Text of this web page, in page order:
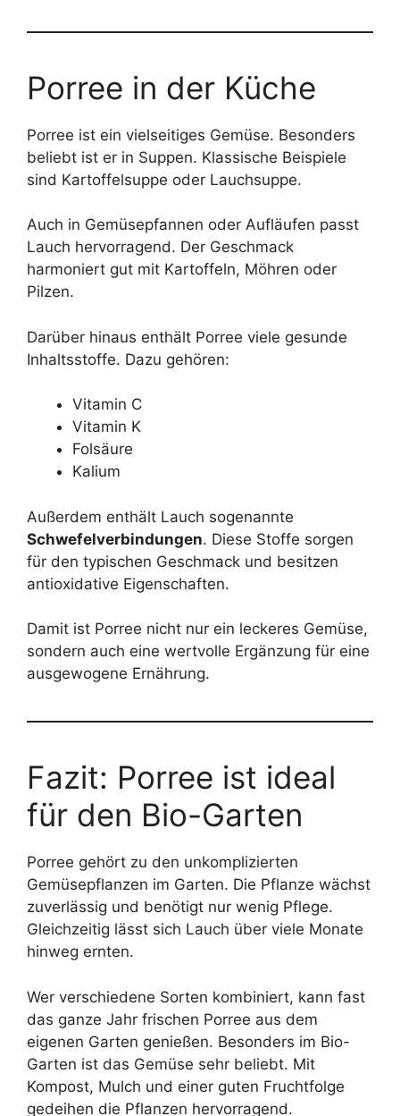
Porree in der Küche
Porree ist ein vielseitiges Gemüse. Besonders
beliebt ist er in Suppen. Klassische Beispiele
sind Kartoffelsuppe oder Lauchsuppe.
Auch in Gemüsepfannen oder Aufläufen passt
Lauch hervorragend. Der Geschmack
harmoniert gut mit Kartoffeln, Möhren oder
Pilzen.
Darüber hinaus enthält Porree viele gesunde
Inhaltsstoffe. Dazu gehören:
Vitamin C
Vitamin K
Folsäure
Kalium
Außerdem enthält Lauch sogenannte
Schwefelverbindungen. Diese Stoffe sorgen
für den typischen Geschmack und besitzen
antioxidative Eigenschaften.
Damit ist Porree nicht nur ein leckeres Gemüse,
sondern auch eine wertvolle Ergänzung für eine
ausgewogene Ernährung.
Fazit: Porree ist ideal
für den Bio-Garten
Porree gehört zu den unkomplizierten
Gemüsepflanzen im Garten. Die Pflanze wächst
zuverlässig und benötigt nur wenig Pflege.
Gleichzeitig lässt sich Lauch über viele Monate
hinweg ernten.
Wer verschiedene Sorten kombiniert, kann fast
das ganze Jahr frischen Porree aus dem
eigenen Garten genießen. Besonders im Bio-
Garten ist das Gemüse sehr beliebt. Mit
Kompost, Mulch und einer guten Fruchtfolge
gedeihen die Pflanzen hervorragend.